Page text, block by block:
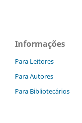
Informações
Para Leitores
Para Autores
Para Bibliotecários